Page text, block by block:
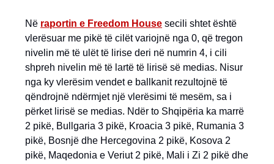
Në raportin e Freedom House secili shtet është
vlerësuar me pikë të cilët variojnë nga 0, që tregon
nivelin më të ulët të lirise deri në numrin 4, i cili
shpreh nivelin më të lartë të lirisë së medias. Nisur
nga ky vlerësim vendet e ballkanit rezultojnë të
qëndrojnë ndërmjet një vlerësimi të mesëm, sa i
përket lirisë se medias. Ndër to Shqipëria ka marrë
2 pikë, Bullgaria 3 pikë, Kroacia 3 pikë, Rumania 3
pikë, Bosnjë dhe Hercegovina 2 pikë, Kosova 2
pikë, Maqedonia e Veriut 2 pikë, Mali i Zi 2 pikë dhe